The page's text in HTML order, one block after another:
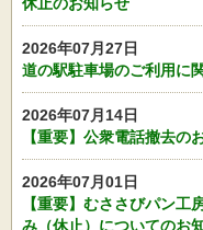
休止のお知らせ
2026年07月27日
道の駅駐車場のご利用に
2026年07月14日
【重要】公衆電話撤去の
2026年07月01日
【重要】むささびパン
み（休止）についてのお